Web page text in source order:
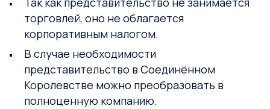
торговлей, оно не облагается
корпоративным налогом.
В случае необходимости
представительство в Соединённом
Королевстве можно преобразовать в
полноценную компанию.